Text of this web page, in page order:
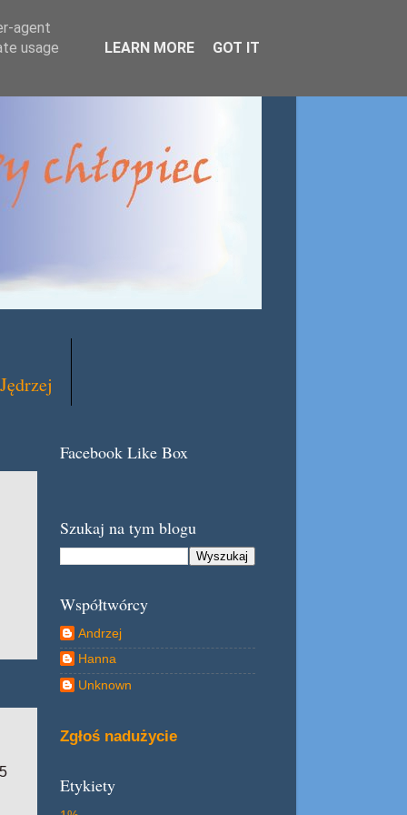
Facebook Like Box
Szukaj na tym blogu
Współtwórcy
Andrzej
Hanna
Unknown
Zgłoś nadużycie
Etykiety
agent
usage
LEARN MORE GOT IT